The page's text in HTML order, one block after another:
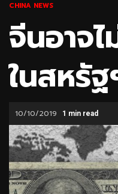
CHINA NEWS
จีนอาจ
ในสหรั
10/10/2019 1 min read